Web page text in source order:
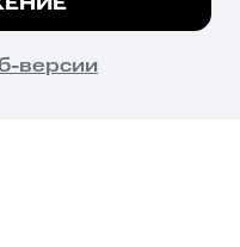
установленную
версии